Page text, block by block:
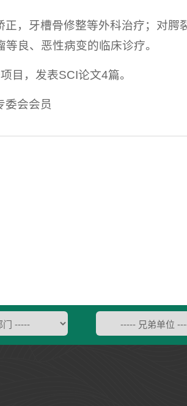
，牙槽骨修整等外科治疗；对腭
良、恶性病变的临床诊疗。
目，发表SCI论文4篇。
委会会员